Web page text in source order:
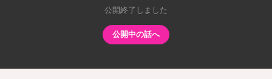
公開終了しました
公開中の話へ